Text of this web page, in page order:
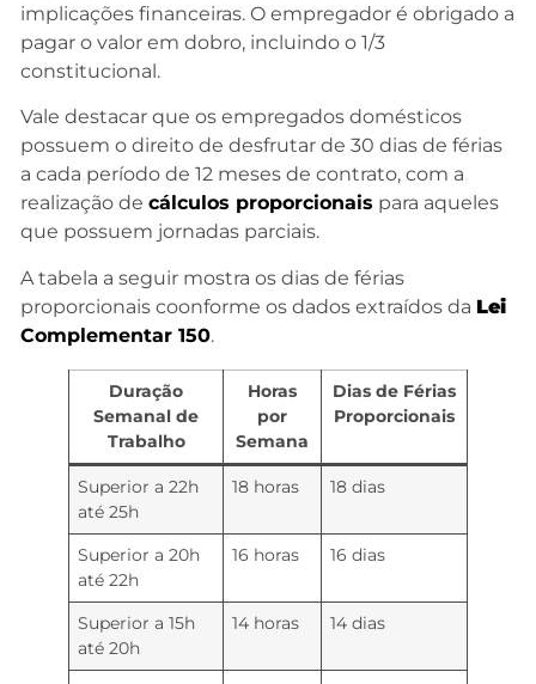
implicações financeiras. O empregador é obrigado a
pagar o valor em dobro, incluindo o 1/3
constitucional.
Vale destacar que os empregados domésticos
possuem o direito de desfrutar de 30 dias de férias
a cada período de 12 meses de contrato, com a
realização de cálculos proporcionais para aqueles
que possuem jornadas parciais.
A tabela a seguir mostra os dias de férias
proporcionais coonforme os dados extraídos da Lei
Complementar 150.
Duração
Semanal de
Trabalho
Horas
por
Semana
Dias de Férias
Proporcionais
Superior a 22h
até 25h
18 horas 18 dias
Superior a 20h
até 22h
16 horas 16 dias
Superior a 15h
até 20h
14 horas 14 dias